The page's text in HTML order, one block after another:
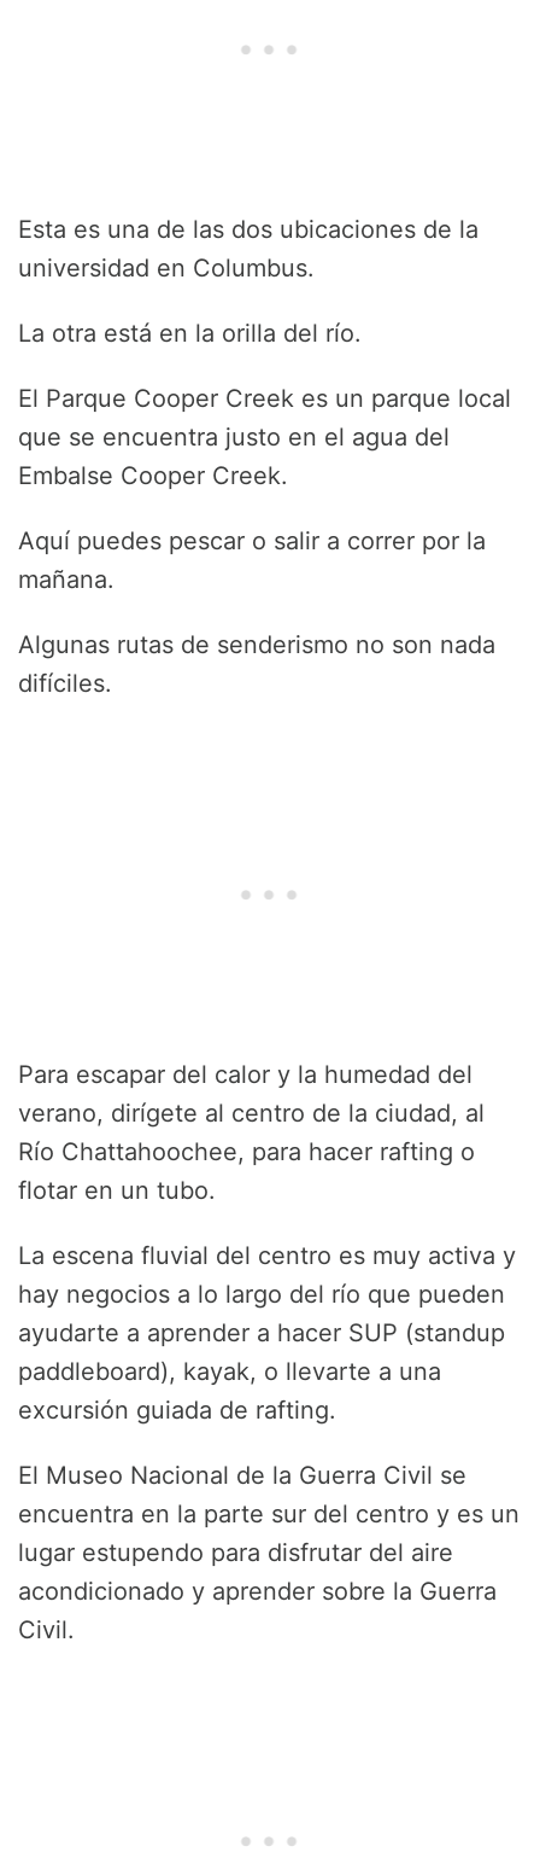
Esta es una de las dos ubicaciones de la
universidad en Columbus.
La otra está en la orilla del río.
El Parque Cooper Creek es un parque local
que se encuentra justo en el agua del
Embalse Cooper Creek.
Aquí puedes pescar o salir a correr por la
mañana.
Algunas rutas de senderismo no son nada
difíciles.
Para escapar del calor y la humedad del
verano, dirígete al centro de la ciudad, al
Río Chattahoochee, para hacer rafting o
flotar en un tubo.
La escena fluvial del centro es muy activa y
hay negocios a lo largo del río que pueden
ayudarte a aprender a hacer SUP (standup
paddleboard), kayak, o llevarte a una
excursión guiada de rafting.
El Museo Nacional de la Guerra Civil se
encuentra en la parte sur del centro y es un
lugar estupendo para disfrutar del aire
acondicionado y aprender sobre la Guerra
Civil.